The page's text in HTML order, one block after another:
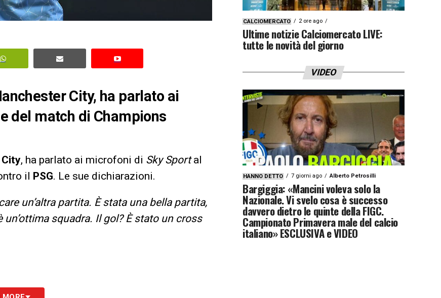
City, ha parlato ai
del match di Champions
City, ha parlato ai microfoni di Sky Sportal
il PSG. Le sue dichiarazioni.
un’altra partita. È stata una bella partita,
squadra. Il gol? È stato un cross
CALCIOMERCATO 2 ore ago
Ultime notizie Calciomercato LIVE:
tutte le novità del giorno
VIDEO
HANNO DETTO 7 giorni ago Alberto Petrosilli
Bargiggia: «Mancini voleva solo la
Nazionale. Vi svelo cosa è successo
davvero dietro le quinte della FIGC.
Campionato Primavera male del calcio
italiano» ESCLUSIVA e VIDEO